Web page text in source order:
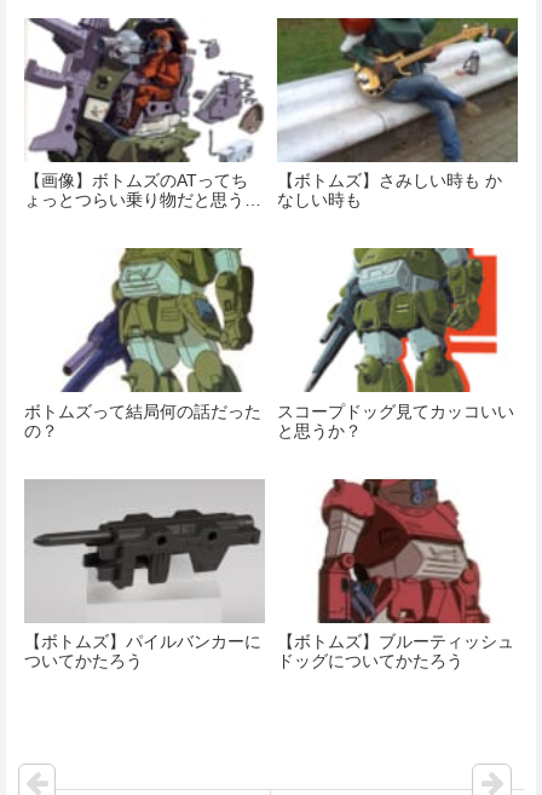
【画像】ボトムズのATってち
ょっとつらい乗り物だと思う…
【ボトムズ】さみしい時も か
なしい時も
ボトムズって結局何の話だった
の？
スコープドッグ見てカッコいい
と思うか？
【ボトムズ】パイルバンカーに
ついてかたろう
【ボトムズ】ブルーティッシュ
ドッグについてかたろう